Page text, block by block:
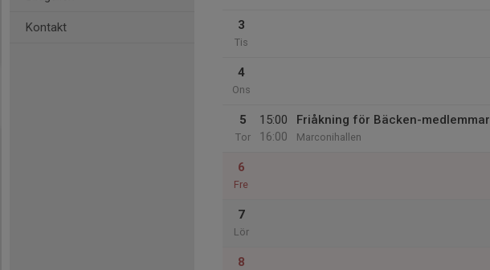
Kontakt 3
Tis
4
Ons
5
Tor
15:00
16:00
Friåkning för Bäcken-medlemmar
Marconihallen
6
Fre
7
Lör
8